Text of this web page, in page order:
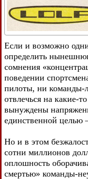
Если и возможно
определить
сомнения
поведении
пилоты, ни команды-
отвлечься на какие-
вынуждены
единственной целью
Но и в этом
сотни миллионов
оплошность
смертью» команды-